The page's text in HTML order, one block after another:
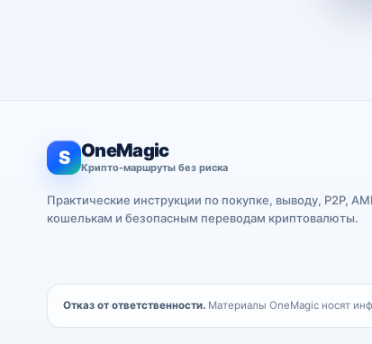
S OneMagic
Крипто-маршруты без риска
Практические инструкции по покупке, выводу, P2P,
кошелькам и безопасным переводам криптовалюты.
Отказ от ответственности. Материалы OneMagic носят